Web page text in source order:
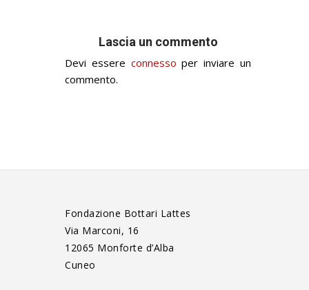
Lascia un commento
Devi essere connesso per inviare un
commento.
Fondazione Bottari Lattes
Via Marconi, 16
12065 Monforte d’Alba
Cuneo